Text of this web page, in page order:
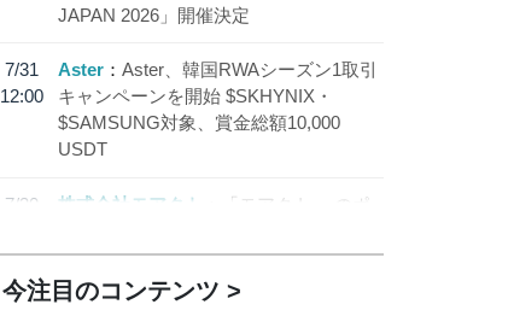
JAPAN 2026」開催決定
7/31
12:00
Aster
Aster、韓国RWAシーズン1取引
キャンペーンを開始 $SKHYNIX・
$SAMSUNG対象、賞金総額10,000
USDT
7/30
株式会社モアクト
「モアクト」 のポ
「 JPYC」を追加
今注目のコンテンツ